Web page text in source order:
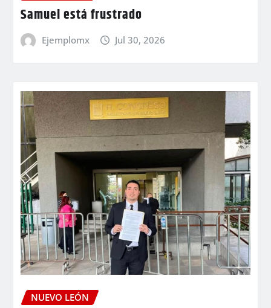
Samuel está frustrado
Ejemplomx Jul 30, 2026
NUEVO LEÓN